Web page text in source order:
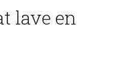
lave en